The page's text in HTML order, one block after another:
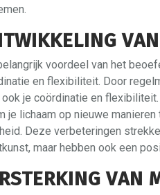
voordeel van het
en flexibiliteit. Door
ook je coördinatie en
je lichaam op nieuwe
Deze verbeteringen
maar hebben ook een
VAN